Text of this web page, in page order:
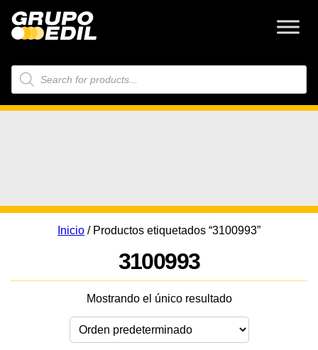
Búsqueda
de
productos
Inicio / Productos etiquetados “3100993”
3100993
Mostrando el único resultado